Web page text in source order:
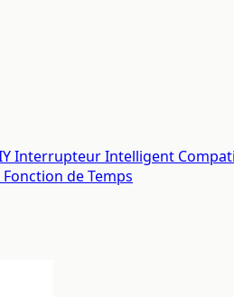
Interrupteur Intelligent
de Temps